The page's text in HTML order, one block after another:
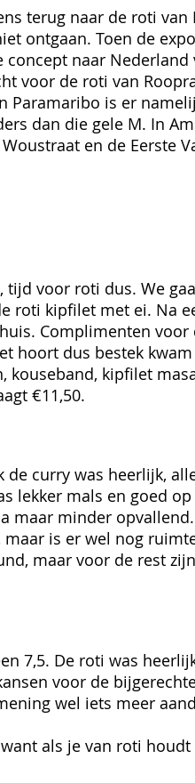
terug naar de roti van
ontgaan. Toen de
naar Nederland
voor de roti van
Paramaribo is er
dan die gele M. In
en de Eerste
tijd voor roti dus. We
roti kipfilet met ei. Na
Complimenten voor
hoort dus bestek
kouseband, kipfilet
€11,50.
curry was heerlijk,
lekker mals en goed op
maar minder
is er wel nog
maar voor de rest
7,5. De roti was
voor de
wel iets meer
als je van roti